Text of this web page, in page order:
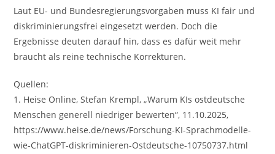
Laut EU- und Bundesregierungsvorgaben muss KI fair und
diskriminierungsfrei eingesetzt werden. Doch die
Ergebnisse deuten darauf hin, dass es dafür weit mehr
braucht als reine technische Korrekturen.
Quellen:
1. Heise Online, Stefan Krempl, „Warum KIs ostdeutsche
Menschen generell niedriger bewerten“, 11.10.2025,
https://www.heise.de/news/Forschung-KI-Sprachmodelle-
wie-ChatGPT-diskriminieren-Ostdeutsche-10750737.html